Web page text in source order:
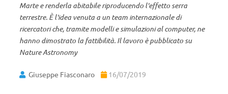
Marte e renderla abitabile riproducendo l'effetto serra
terrestre. È l'idea venuta a un team internazionale di
ricercatori che, tramite modelli e simulazioni al computer, ne
hanno dimostrato la fattibilità. Il lavoro è pubblicato su
Nature Astronomy
Giuseppe Fiasconaro 16/07/2019